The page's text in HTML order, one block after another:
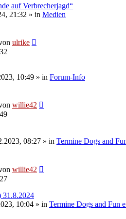
auf Verbrecherjagd“
21:32 » in Medien
ulrike
10:49 » in Forum-Info
willie42
08:27 » in Termine Dogs and
willie42
31.8.2024
10:04 » in Termine Dogs and Fun